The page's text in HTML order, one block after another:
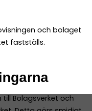
och bolaget
fastställs.
till Bolagsverket och